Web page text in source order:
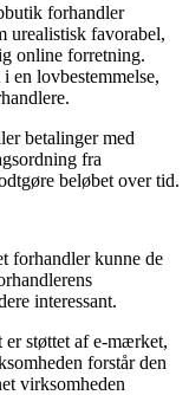
forhandler
urealistisk favorabel,
online forretning.
en lovbestemmelse,
betalinger med
fra
beløbet over tid.
forhandler kunne de
interessant.
er støttet af e-mærket,
forstår den
virksomheden